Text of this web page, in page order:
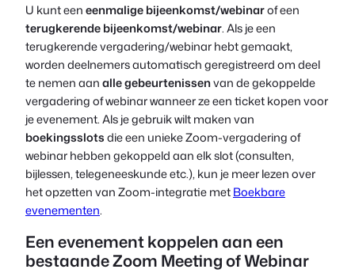
U kunt eeneenmalige bijeenkomst/webinarof een
terugkerende bijeenkomst/webinar. Als je een
terugkerende vergadering/webinar hebt gemaakt,
worden deelnemers automatisch geregistreerd om deel
te nemen aanalle gebeurtenissenvan de gekoppelde
vergadering of webinar wanneer ze een ticket kopen voor
je evenement. Als je gebruik wilt maken van
boekingsslotsdie een unieke Zoom-vergadering of
webinar hebben gekoppeld aan elk slot (consulten,
bijlessen, telegeneeskunde etc.), kun je meer lezen over
het opzetten van Zoom-integratie metBoekbare
evenementen.
Een evenement koppelen aan een
bestaande Zoom Meeting of Webinar